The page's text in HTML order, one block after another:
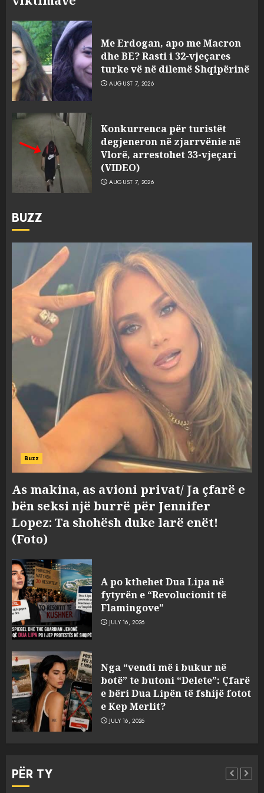
Me Erdogan, apo me Macron
dhe BE? Rasti i 32-vjeçares
turke vë në dilemë Shqipërinë
AUGUST 7, 2026
Konkurrenca për turistët
degjeneron në zjarrvënie në
Vlorë, arrestohet 33-vjeçari
(VIDEO)
AUGUST 7, 2026
BUZZ
Buzz
As makina, as avioni privat/ Ja çfarë e
bën seksi një burrë për Jennifer
Lopez: Ta shohësh duke larë enët!
(Foto)
A po kthehet Dua Lipa në
fytyrën e “Revolucionit të
Flamingove”
JULY 16, 2026
Nga “vendi më i bukur në
botë” te butoni “Delete”: Çfarë
e bëri Dua Lipën të fshijë fotot
e Kep Merlit?
JULY 16, 2026
PËR TY
3
degjeneron në zjarrvënie në
Vlorë, arrestohet 33-vjeçari
(VIDEO)
AUGUST 7, 2026